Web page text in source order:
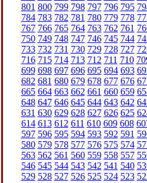
801 800 799 798 797 796 795
784 783 782 781 780 779 778
767 766 765 764 763 762 761
750 749 748 747 746 745 744
733 732 731 730 729 728 727
716 715 714 713 712 711 710
699 698 697 696 695 694 693
682 681 680 679 678 677 676
665 664 663 662 661 660 659
648 647 646 645 644 643 642
631 630 629 628 627 626 625
614 613 612 611 610 609 608
597 596 595 594 593 592 591
580 579 578 577 576 575 574
563 562 561 560 559 558 557
546 545 544 543 542 541 540
529 528 527 526 525 524 523